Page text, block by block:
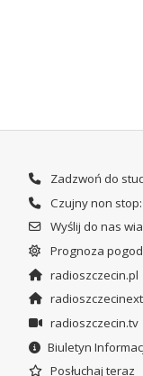
Zadzwoń do
Czujny non
Wyślij do nas
Prognoza
radioszczecin.pl
radioszczecin.tv
Biuletyn
Posłuchaj teraz